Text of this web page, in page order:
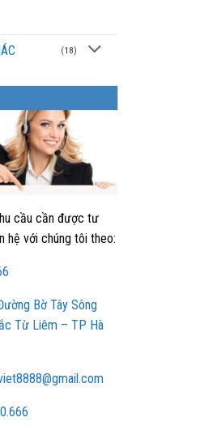
(18)
cầu cần được tư
hệ với chúng tôi theo:
Bờ Tây Sông
Từ Liêm – TP Hà